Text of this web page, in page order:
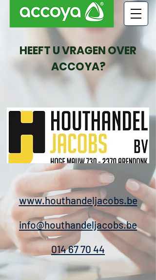
HEEFT U VRAGEN OVER
ACCOYA?
www.houthandeljacobs.be
info@houthandeljacobs.be
014 67 70 44